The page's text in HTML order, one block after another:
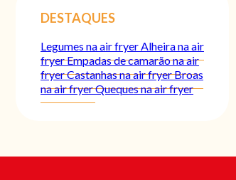
DESTAQUES
Legumes na air fryerAlheira na air
fryerEmpadas de camarão na air
fryerCastanhas na air fryerBroas
na air fryerQueques na air fryer